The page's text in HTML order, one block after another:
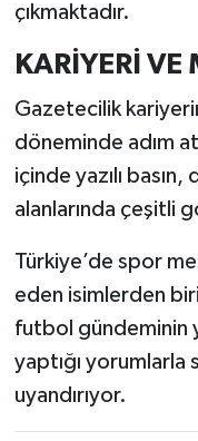
çıkmaktadır.
KARİYERİ VE
Gazetecilik
döneminde adım
içinde yazılı
alanlarında çeşitli
Türkiye’de spor
eden isimlerden
futbol gündeminin
yaptığı yorumlarla
uyandırıyor.